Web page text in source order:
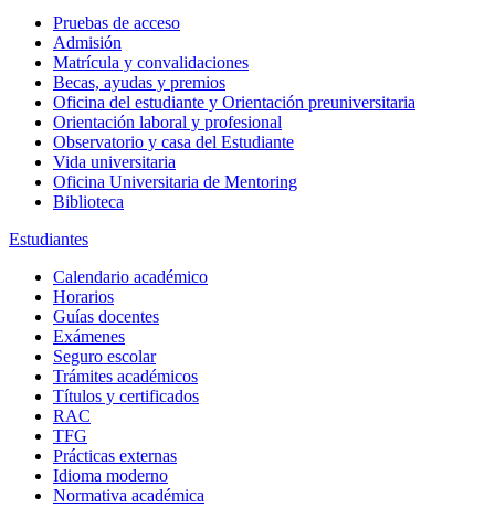
Pruebas de acceso
Admisión
Matrícula y convalidaciones
Becas, ayudas y premios
Oficina del estudiante y Orientación preuniversitaria
Orientación laboral y profesional
Observatorio y casa del Estudiante
Vida universitaria
Oficina Universitaria de Mentoring
Biblioteca
Estudiantes
Calendario académico
Horarios
Guías docentes
Exámenes
Seguro escolar
Trámites académicos
Títulos y certificados
RAC
TFG
Prácticas externas
Idioma moderno
Normativa académica